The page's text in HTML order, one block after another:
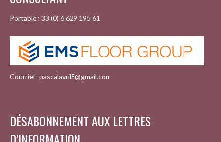
Portable : 33 (0) 6 629 195 61
Courriel : pascalavril5@gmail.com
DÉSABONNEMENT AUX LETTRES